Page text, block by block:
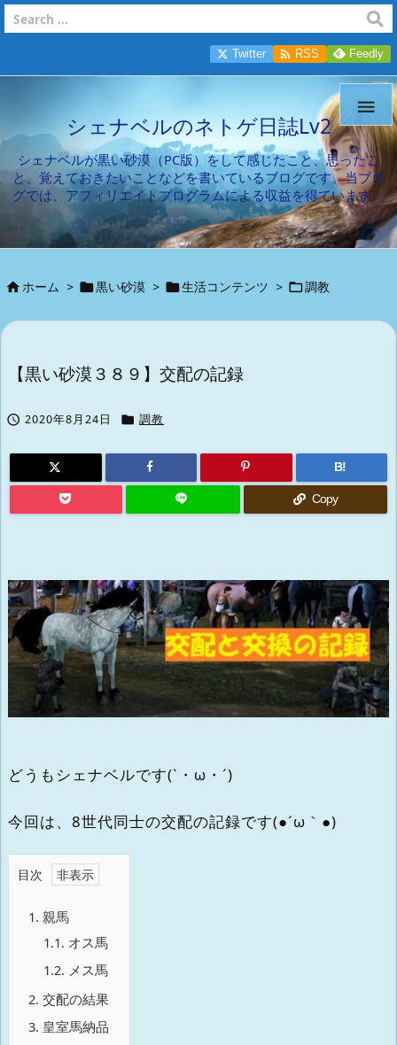
シェナベルのネトゲ日誌Lv2
シェナベルが黒い砂漠（PC版）をして感じたこと、思ったこ
と、覚えておきたいことなどを書いているブログです。当ブロ
グでは、アフィリエイトプログラムによる収益を得ています。

Twitter  RSS Feedly
ホーム > 黒い砂漠 > 生活コンテンツ > 調教
【黒い砂漠３８９】交配の記録
 2020年8月24日  調教
B!
Copy
どうもシェナベルです(`・ω・´)
今回は、8世代同士の交配の記録です(●´ω｀●)
目次
1. 親馬
1.1. オス馬
1.2. メス馬
2. 交配の結果
3. 皇室馬納品